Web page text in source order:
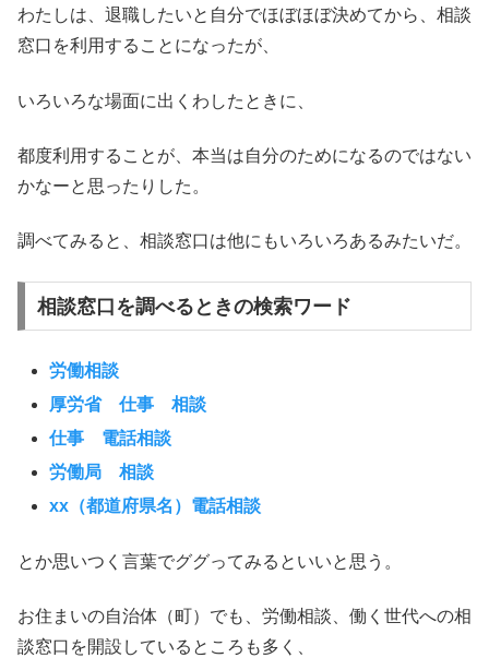
わたしは、退職したいと自分でほぼほぼ決めてから、相談
窓口を利用することになったが、
いろいろな場面に出くわしたときに、
都度利用することが、本当は自分のためになるのではない
かなーと思ったりした。
調べてみると、相談窓口は他にもいろいろあるみたいだ。
相談窓口を調べるときの検索ワード
労働相談
厚労省 仕事 相談
仕事 電話相談
労働局 相談
xx（都道府県名）電話相談
とか思いつく言葉でググってみるといいと思う。
お住まいの自治体（町）でも、労働相談、働く世代への相
談窓口を開設しているところも多く、